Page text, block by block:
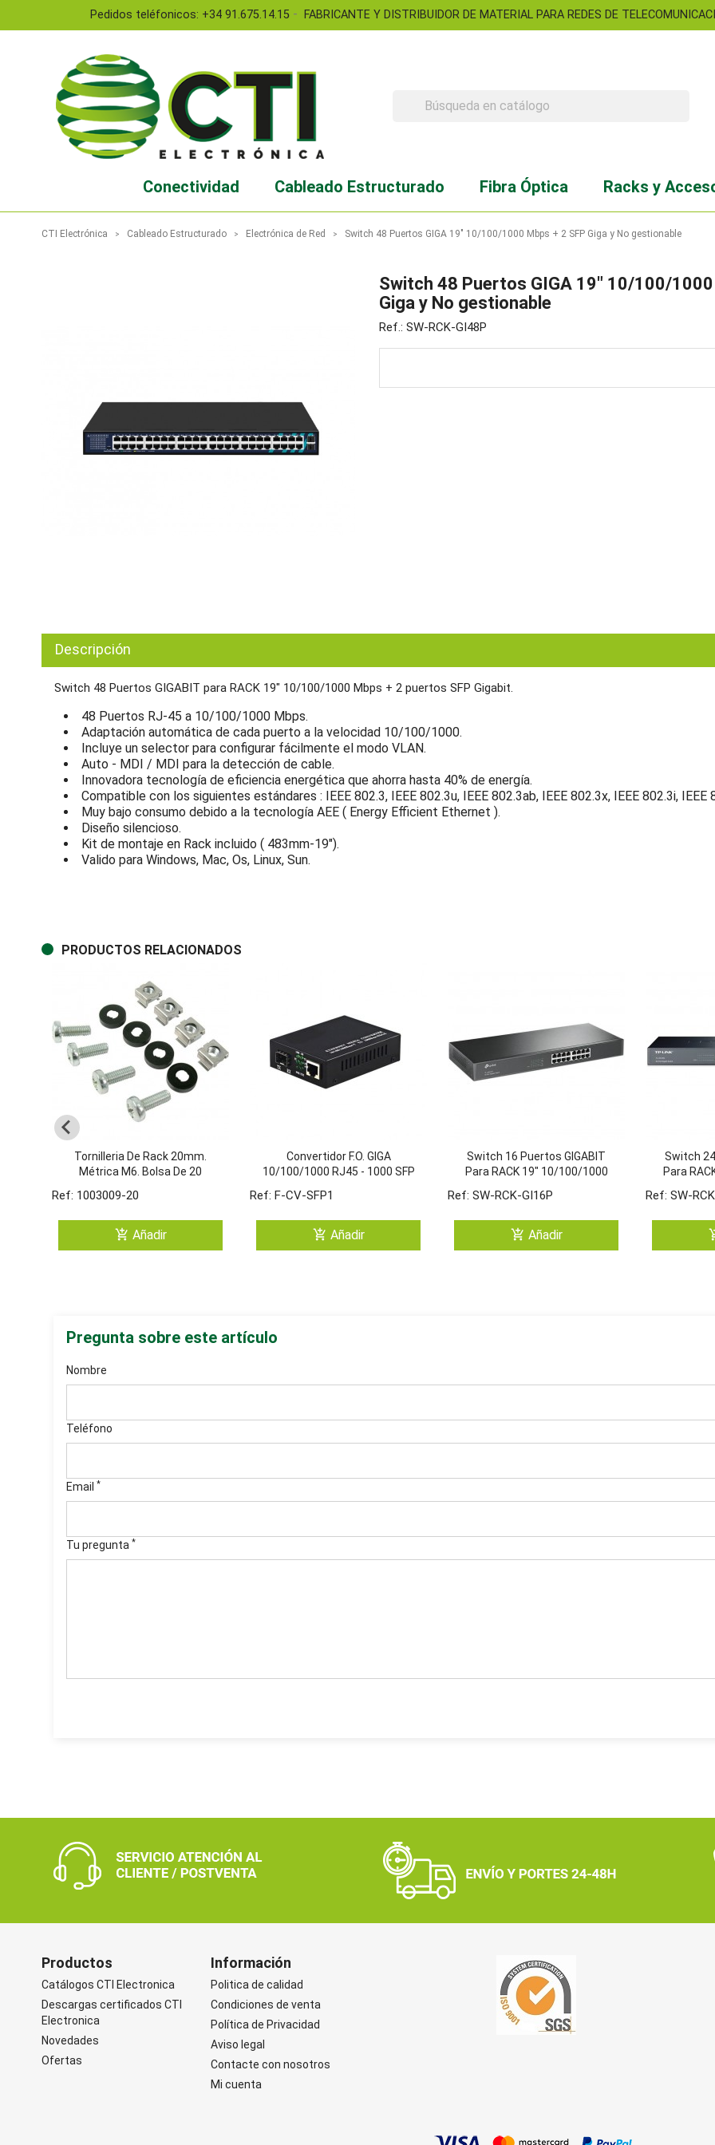
Pedidos teléfonicos: +34 91.675.14.15- FABRICANTE Y DISTRIBUIDOR DE MATERIAL PARA REDES DE
Conectividad Cableado Estructurado Fibra Óptica Racks y
CTI Electrónica Cableado Estructurado Electrónica de Red Switch 48 Puertos GIGA 19" 10/100/1000 Mbps + 2 SFP Giga y No gestionable
Switch 48 Puertos GIGA 19" 10/100/1000
Giga y No gestionable
Ref.: SW-RCK-GI48P
Descripción
Switch 48 Puertos GIGABIT para RACK 19" 10/100/1000 Mbps + 2 puertos SFP Gigabit.
48 Puertos RJ-45 a 10/100/1000 Mbps.
Adaptación automática de cada puerto a la velocidad 10/100/1000.
Incluye un selector para configurar fácilmente el modo VLAN.
Auto - MDI / MDI para la detección de cable.
Innovadora tecnología de eficiencia energética que ahorra hasta 40% de energía.
Compatible con los siguientes estándares : IEEE 802.3, IEEE 802.3u, IEEE 802.3ab, IEEE 802.3x, IEEE 802.3i, IEEE
Muy bajo consumo debido a la tecnología AEE ( Energy Efficient Ethernet ).
Diseño silencioso.
Kit de montaje en Rack incluido ( 483mm-19").
Valido para Windows, Mac, Os, Linux, Sun.
PRODUCTOS RELACIONADOS
Tornilleria De Rack 20mm.
Métrica M6. Bolsa De 20
Ref: 1003009-20
add_shopping_cart Añadir
Convertidor F.O. GIGA
10/100/1000 RJ45 - 1000 SFP
Ref: F-CV-SFP1
add_shopping_cart Añadir
Switch 16 Puertos GIGABIT
Para RACK 19" 10/100/1000
Ref: SW-RCK-GI16P
add_shopping_cart Añadir
Switch
Para
Ref: SW-
Pregunta sobre este artículo
Nombre
Teléfono
Email *
Tu pregunta *
Productos
Catálogos CTI Electronica
Descargas certificados CTI
Electronica
Novedades
Ofertas
Información
Politica de calidad
Condiciones de venta
Política de Privacidad
Aviso legal
Contacte con nosotros
Mi cuenta